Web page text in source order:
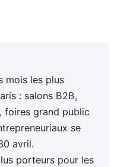
mois les plus
: salons B2B,
foires grand public
se
avril.
porteurs pour les